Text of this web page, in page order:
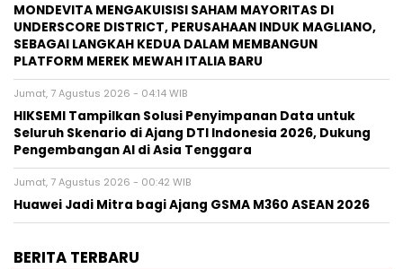
MONDEVITA MENGAKUISISI SAHAM MAYORITAS DI
UNDERSCORE DISTRICT, PERUSAHAAN INDUK MAGLIANO,
SEBAGAI LANGKAH KEDUA DALAM MEMBANGUN
PLATFORM MEREK MEWAH ITALIA BARU
Jumat, 7 Agustus 2026 - 04:14 WIB
HIKSEMI Tampilkan Solusi Penyimpanan Data untuk
Seluruh Skenario di Ajang DTI Indonesia 2026, Dukung
Pengembangan AI di Asia Tenggara
Jumat, 7 Agustus 2026 - 00:42 WIB
Huawei Jadi Mitra bagi Ajang GSMA M360 ASEAN 2026
BERITA TERBARU